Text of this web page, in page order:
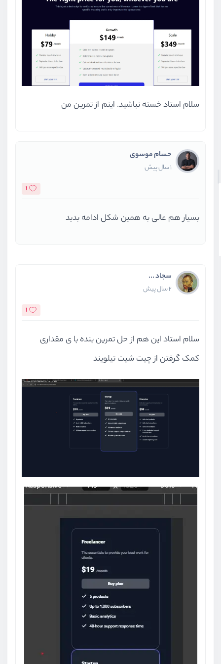
سلام استاد خسته نباشید. اینم از تمرین من
حسام موسوی
1 سال پیش
1
بسیار هم عالی به همین شکل ادامه بدید
سجاد ...
2 سال پیش
1
سلام استاد این هم از حل تمرین بنده با ی مقداری
کمک گرفتن از چیت شیت تیلویند